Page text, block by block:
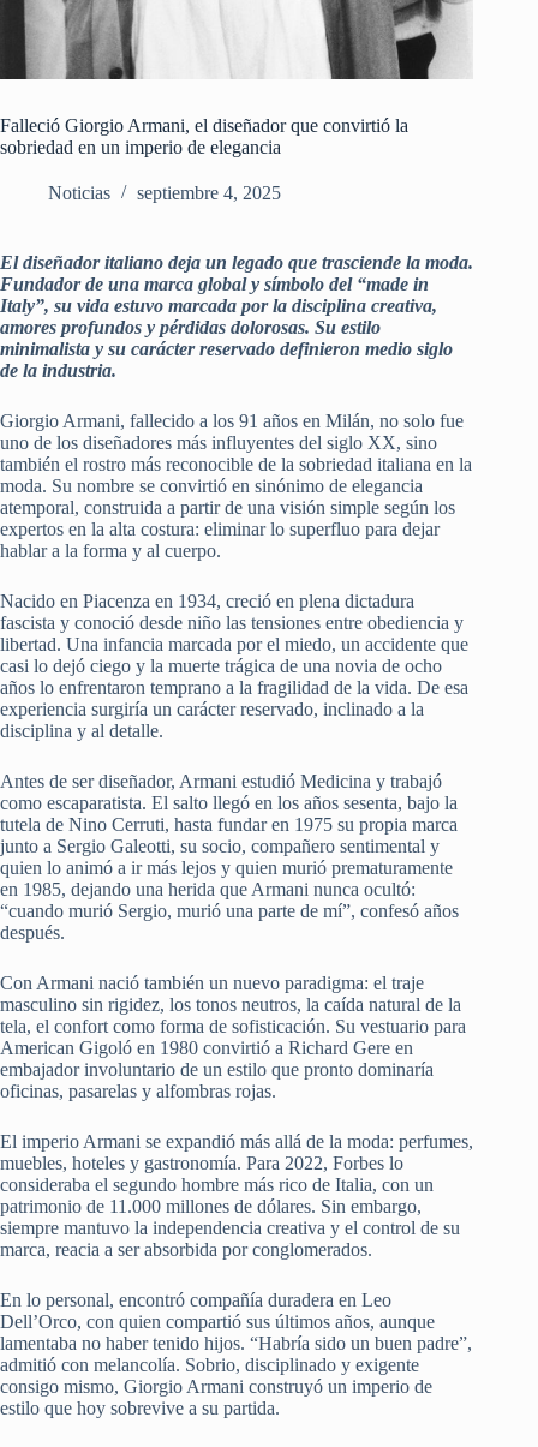
Falleció Giorgio Armani, el diseñador que convirtió la
sobriedad en un imperio de elegancia
Noticias septiembre 4, 2025
El diseñador italiano deja un legado que trasciende la moda.
Fundador de una marca global y símbolo del “made in
Italy”, su vida estuvo marcada por la disciplina creativa,
amores profundos y pérdidas dolorosas. Su estilo
minimalista y su carácter reservado definieron medio siglo
de la industria.
Giorgio Armani, fallecido a los 91 años en Milán, no solo fue
uno de los diseñadores más influyentes del siglo XX, sino
también el rostro más reconocible de la sobriedad italiana en la
moda. Su nombre se convirtió en sinónimo de elegancia
atemporal, construida a partir de una visión simple según los
expertos en la alta costura: eliminar lo superfluo para dejar
hablar a la forma y al cuerpo.
Nacido en Piacenza en 1934, creció en plena dictadura
fascista y conoció desde niño las tensiones entre obediencia y
libertad. Una infancia marcada por el miedo, un accidente que
casi lo dejó ciego y la muerte trágica de una novia de ocho
años lo enfrentaron temprano a la fragilidad de la vida. De esa
experiencia surgiría un carácter reservado, inclinado a la
disciplina y al detalle.
Antes de ser diseñador, Armani estudió Medicina y trabajó
como escaparatista. El salto llegó en los años sesenta, bajo la
tutela de Nino Cerruti, hasta fundar en 1975 su propia marca
junto a Sergio Galeotti, su socio, compañero sentimental y
quien lo animó a ir más lejos y quien murió prematuramente
en 1985, dejando una herida que Armani nunca ocultó:
“cuando murió Sergio, murió una parte de mí”, confesó años
después.
Con Armani nació también un nuevo paradigma: el traje
masculino sin rigidez, los tonos neutros, la caída natural de la
tela, el confort como forma de sofisticación. Su vestuario para
American Gigoló en 1980 convirtió a Richard Gere en
embajador involuntario de un estilo que pronto dominaría
oficinas, pasarelas y alfombras rojas.
El imperio Armani se expandió más allá de la moda: perfumes,
muebles, hoteles y gastronomía. Para 2022, Forbes lo
consideraba el segundo hombre más rico de Italia, con un
patrimonio de 11.000 millones de dólares. Sin embargo,
siempre mantuvo la independencia creativa y el control de su
marca, reacia a ser absorbida por conglomerados.
En lo personal, encontró compañía duradera en Leo
Dell’Orco, con quien compartió sus últimos años, aunque
lamentaba no haber tenido hijos. “Habría sido un buen padre”,
admitió con melancolía. Sobrio, disciplinado y exigente
consigo mismo, Giorgio Armani construyó un imperio de
estilo que hoy sobrevive a su partida.